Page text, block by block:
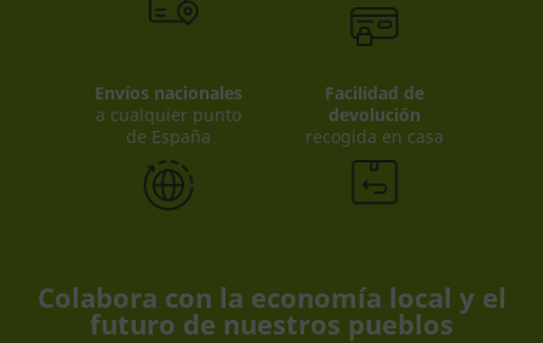
Envíos nacionales
a cualquier punto
de España
Facilidad de
devolución
recogida en casa
Colabora con la economía local y el
futuro de nuestros pueblos